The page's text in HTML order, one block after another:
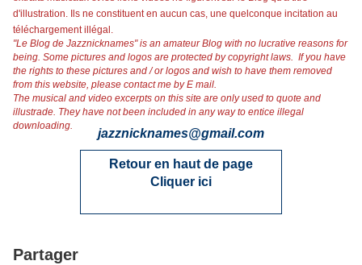
d'illustration. Ils ne constituent en aucun cas, une quelconque incitation au
téléchargement illégal.
"Le Blog de Jazznicknames" is an amateur Blog with no lucrative reasons for
being. Some pictures and logos are protected by copyright laws. If you have
the rights to these pictures and / or logos and wish to have them removed
from this website, please contact me by E mail.
The musical and video excerpts on this site are only used to quote and
illustrade. They have not been included in any way to entice illegal
downloading.
jazznicknames@gmail.com
Retour en haut de page
Cliquer ici
Partager